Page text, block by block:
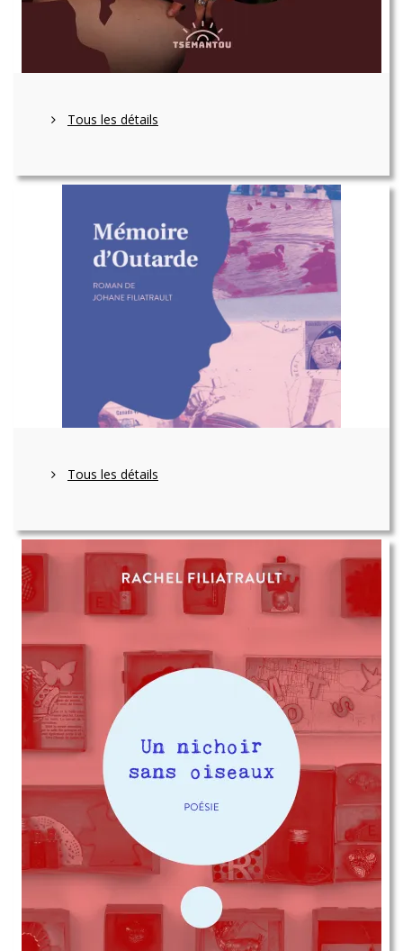
Tous les détails
Tous les détails